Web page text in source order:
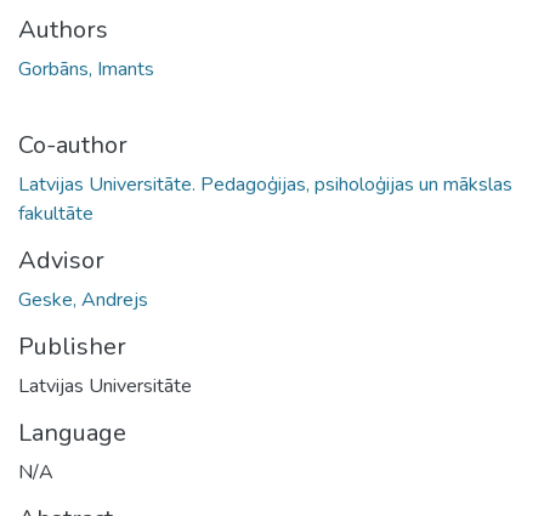
Authors
Gorbāns, Imants
Co-author
Latvijas Universitāte. Pedagoģijas, psiholoģijas un mākslas
fakultāte
Advisor
Geske, Andrejs
Publisher
Latvijas Universitāte
Language
N/A